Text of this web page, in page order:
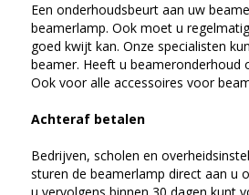
Een onderhoudsbeurt aan uw
beamerlamp. Ook moet u
goed kwijt kan. Onze specialisten
beamer. Heeft u beameronderhoud
Ook voor alle accessoires voor
Achteraf betalen
Bedrijven, scholen en
sturen de beamerlamp direct aan u